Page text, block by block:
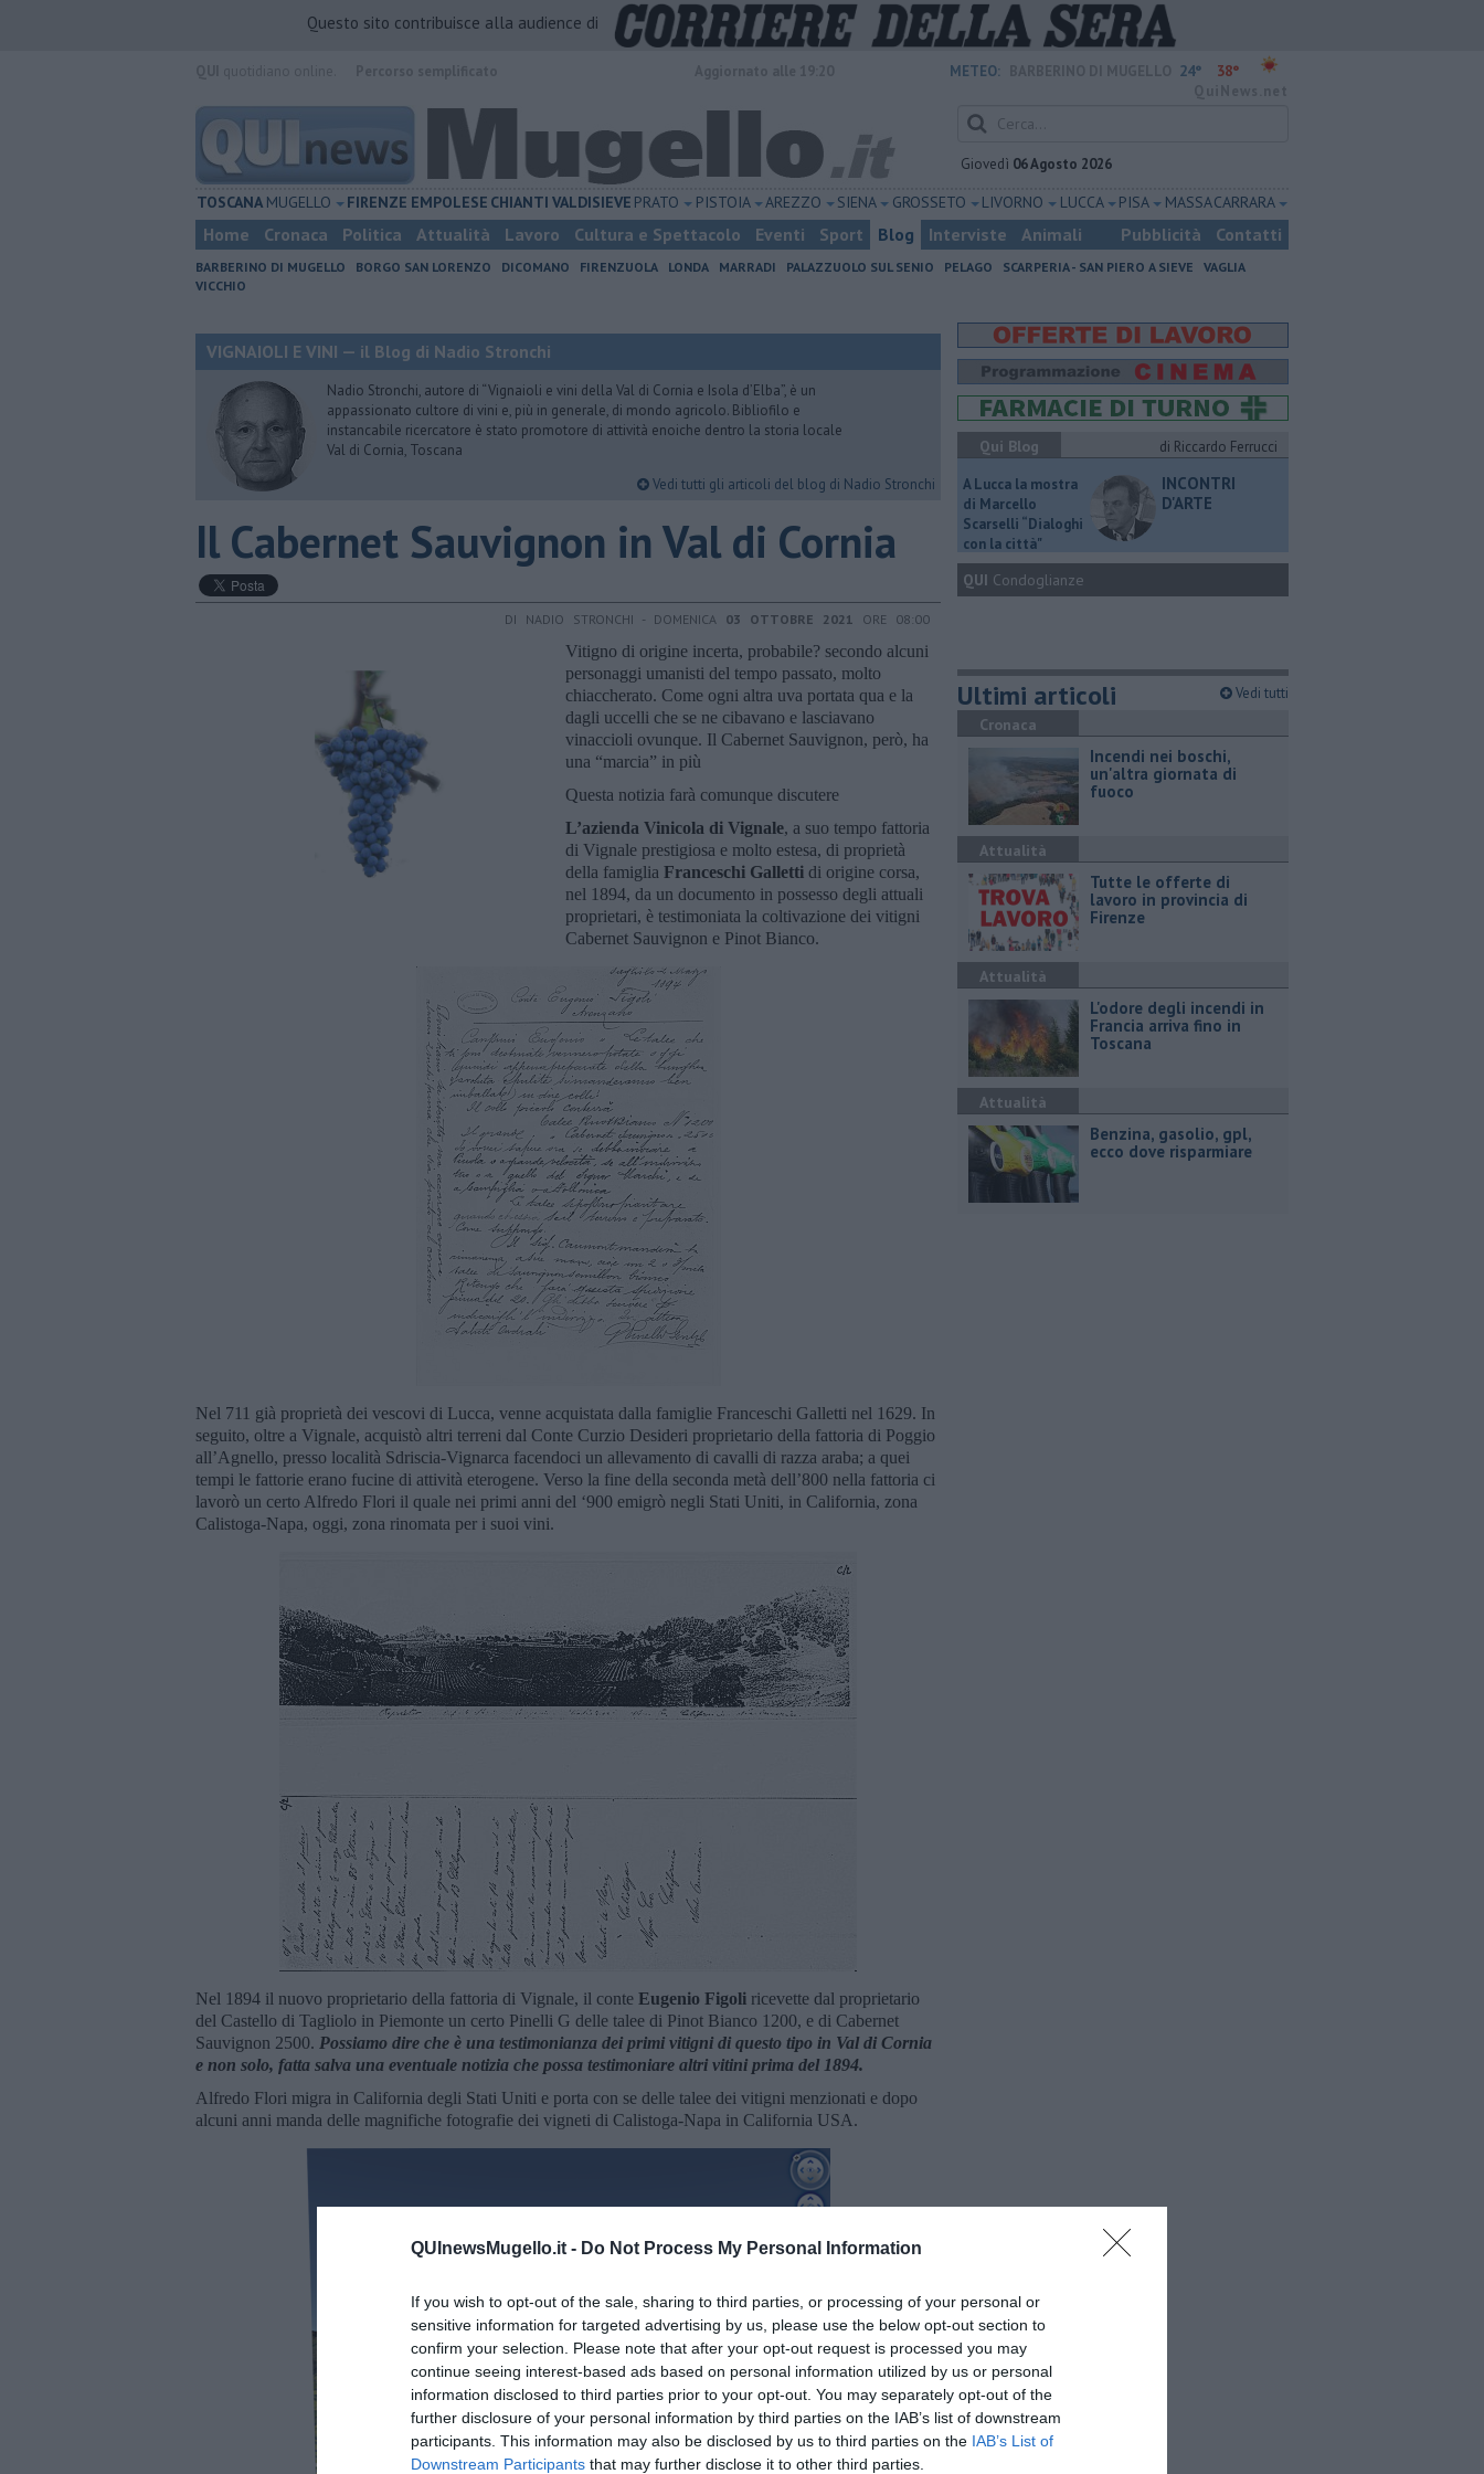
QUInewsMugello.it - Do Not Process My Personal Information
If you wish to opt-out of the sale, sharing to third parties, or processing of your personal or
sensitive information for targeted advertising by us, please use the below opt-out section to
confirm your selection. Please note that after your opt-out request is processed you may
continue seeing interest-based ads based on personal information utilized by us or personal
information disclosed to third parties prior to your opt-out. You may separately opt-out of the
further disclosure of your personal information by third parties on the IAB’s list of downstream
participants. This information may also be disclosed by us to third parties on the IAB’s List of
Downstream Participants that may further disclose it to other third parties.
Questo sito contribuisce alla audience di
METEO: 24° 38°
Giovedì 06 Agosto 2026
TOSCANA MUGELLO FIRENZE EMPOLESE CHIANTI VALDISIEVE PRATO PISTOIA AREZZO SIENA GROSSETO LIVORNO LUCCA PISA MASSA CARRARA
Home Cronaca Politica Attualità Lavoro Cultura e Spettacolo Eventi Sport Blog Interviste Animali Pubblicità Contatti
BARBERINO DI MUGELLO BORGO SAN LORENZO DICOMANO FIRENZUOLA LONDA MARRADI PALAZZUOLO SUL SENIO PELAGO SCARPERIA - SAN PIERO A SIEVE
VAGLIA
VICCHIO
VIGNAIOLI E VINI — il Blog di Nadio Stronchi
Nadio Stronchi, autore di “Vignaioli e vini della Val di Cornia e Isola d’Elba”, è un
appassionato cultore di vini e, più in generale, di mondo agricolo. Bibliofilo e
instancabile ricercatore è stato promotore di attività enoiche dentro la storia locale
Val di Cornia, Toscana
Vedi tutti gli articoli del blog di Nadio Stronchi
Il Cabernet Sauvignon in Val di Cornia
DI NADIO STRONCHI - DOMENICA 03 OTTOBRE 2021 ORE 08:00
Vitigno di origine incerta, probabile? secondo alcuni
personaggi umanisti del tempo passato, molto
chiaccherato. Come ogni altra uva portata qua e la
dagli uccelli che se ne cibavano e lasciavano
vinaccioli ovunque. Il Cabernet Sauvignon, però, ha
una “marcia” in più
Questa notizia farà comunque discutere
L’azienda Vinicola di Vignale, a suo tempo fattoria
di Vignale prestigiosa e molto estesa, di proprietà
della famiglia Franceschi Galletti di origine corsa,
nel 1894, da un documento in possesso degli attuali
proprietari, è testimoniata la coltivazione dei vitigni
Cabernet Sauvignon e Pinot Bianco.
Nel 711 già proprietà dei vescovi di Lucca, venne acquistata dalla famiglie Franceschi Galletti nel 1629. In
seguito, oltre a Vignale, acquistò altri terreni dal Conte Curzio Desideri proprietario della fattoria di Poggio
all’Agnello, presso località Sdriscia-Vignarca facendoci un allevamento di cavalli di razza araba; a quei
tempi le fattorie erano fucine di attività eterogene. Verso la fine della seconda metà dell’800 nella fattoria ci
lavorò un certo Alfredo Flori il quale nei primi anni del ‘900 emigrò negli Stati Uniti, in California, zona
Calistoga-Napa, oggi, zona rinomata per i suoi vini.
Nel 1894 il nuovo proprietario della fattoria di Vignale, il conte Eugenio Figoli ricevette dal proprietario
del Castello di Tagliolo in Piemonte un certo Pinelli G delle talee di Pinot Bianco 1200, e di Cabernet
Sauvignon 2500. Possiamo dire che è una testimonianza dei primi vitigni di questo tipo in Val di Cornia
e non solo, fatta salva una eventuale notizia che possa testimoniare altri vitini prima del 1894.
Alfredo Flori migra in California degli Stati Uniti e porta con se delle talee dei vitigni menzionati e dopo
alcuni anni manda delle magnifiche fotografie dei vigneti di Calistoga-Napa in California USA.
Qui Blog
di Riccardo Ferrucci
A Lucca la mostra
di Marcello
Scarselli “Dialoghi
con la città"
INCONTRI
D'ARTE
QUI Condoglianze
Ultimi articoli Vedi tutti
Cronaca
Incendi nei boschi,
un'altra giornata di
fuoco
Attualità
​Tutte le offerte di
lavoro in provincia di
Firenze
Attualità
L'odore degli incendi in
Francia arriva fino in
Toscana
Attualità
​Benzina, gasolio, gpl,
ecco dove risparmiare